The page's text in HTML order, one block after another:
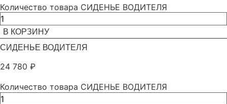
Количество товара СИДЕНЬЕ ВОДИТЕЛЯ
В КОРЗИНУ
СИДЕНЬЕ ВОДИТЕЛЯ
24 780 ₽
Количество товара СИДЕНЬЕ ВОДИТЕЛЯ